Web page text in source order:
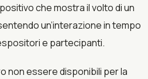
che mostra il volto di un
un’interazione in tempo
e partecipanti.
non essere disponibili per la